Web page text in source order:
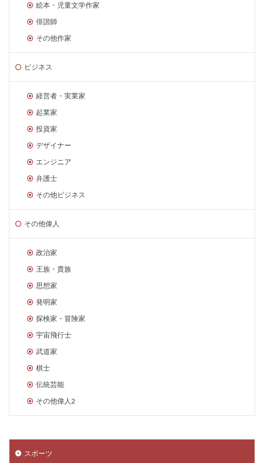
絵本・児童文学作家
俳諧師
その他作家
ビジネス
経営者・実業家
起業家
投資家
デザイナー
エンジニア
弁護士
その他ビジネス
その他偉人
政治家
王族・貴族
思想家
発明家
探検家・冒険家
宇宙飛行士
武道家
棋士
伝統芸能
その他偉人2
スポーツ